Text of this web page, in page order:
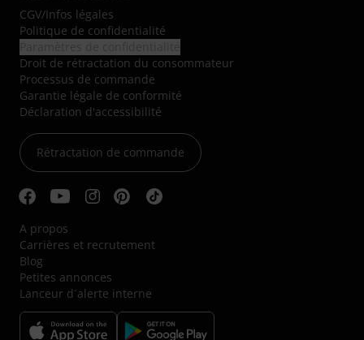
CGV/Infos légales
Politique de confidentialité
Droit de rétractation du consommateur
Processus de commande
Garantie légale de conformité
Déclaration d'accessibilité
Rétractation de commande
A propos
Carrières et recrutement
Blog
Petites annonces
Lanceur d´alerte interne